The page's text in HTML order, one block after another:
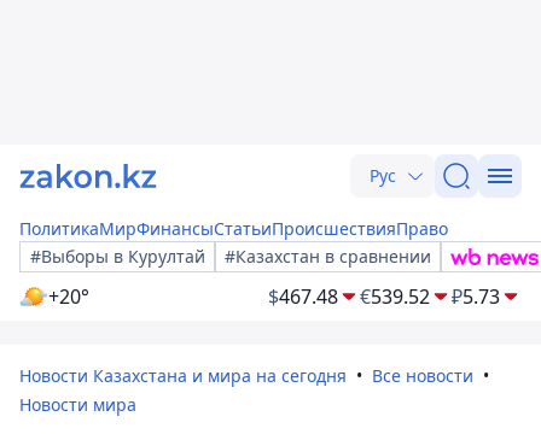
Рус
ПолитикаМирФинансыСтатьиПроисшествияПраво
#Выборы в Курултай
#Казахстан в сравнении
+20° $467.48 €539.52 ₽5.73
Новости Казахстана и мира на сегодня
Все новости
Новости мира